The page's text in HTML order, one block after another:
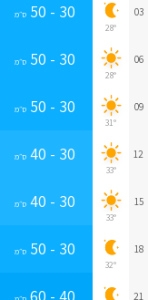
03
28°
30 - 50 ס״מ
06
28°
30 - 50 ס״מ
09
31°
30 - 50 ס״מ
12
33°
30 - 40 ס״מ
15
33°
30 - 40 ס״מ
18
32°
30 - 50 ס״מ
21